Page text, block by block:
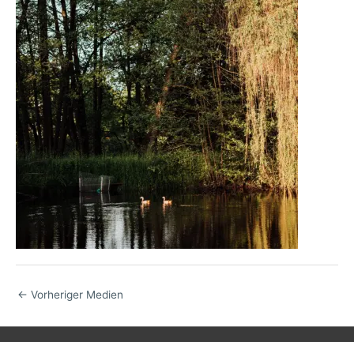
← Vorheriger Medien